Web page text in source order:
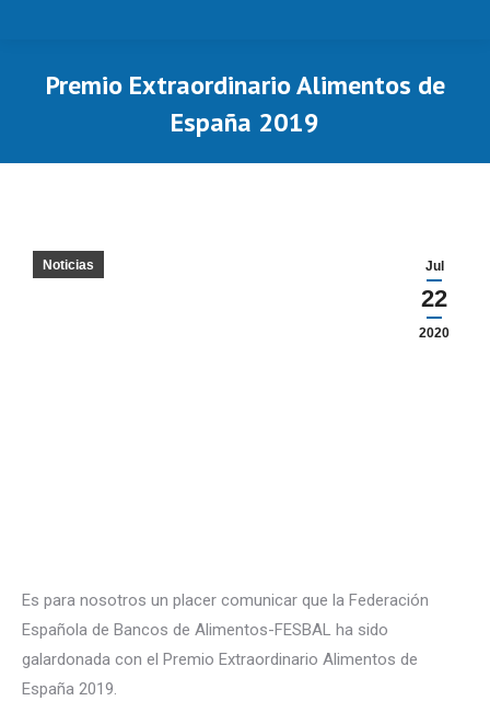
Premio Extraordinario Alimentos de
España 2019
Jul
22
2020
Noticias
Es para nosotros un placer comunicar que la Federación
Española de Bancos de Alimentos-FESBAL ha sido
galardonada con el Premio Extraordinario Alimentos de
España 2019.